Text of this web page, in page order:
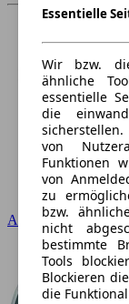
Audi
Essentielle
Wir bzw.
ähnliche
essentielle
die
von
Funktionen
von
zu
bzw.
nicht
bestimmte
Tools
Blockieren
die